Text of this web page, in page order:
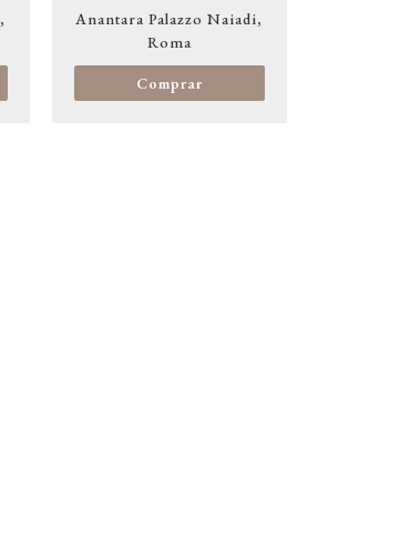
Anantara Palazzo Naiadi
Roma
Comprar